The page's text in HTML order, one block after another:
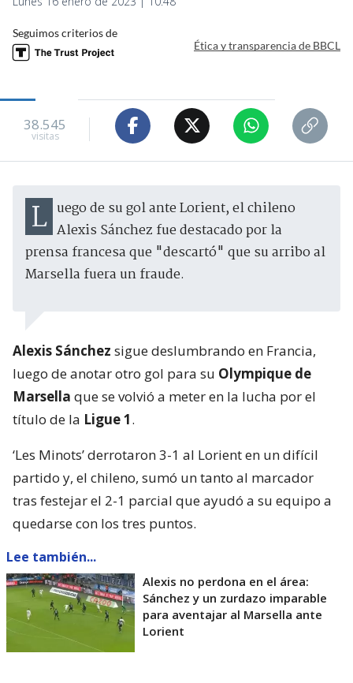
Seguimos criterios de
Ética y transparencia de BBCL
38.545
visitas
Luego de su gol ante Lorient, el chileno Alexis Sánchez fue destacado por la
prensa francesa que "descartó" que su arribo al
Marsella fuera un fraude.
Alexis Sánchez sigue deslumbrando en Francia,
luego de anotar otro gol para su Olympique de
Marsella que se volvió a meter en la lucha por el
título de la Ligue 1.
‘Les Minots’ derrotaron 3-1 al Lorient en un difícil
partido y, el chileno, sumó un tanto al marcador
tras festejar el 2-1 parcial que ayudó a su equipo a
quedarse con los tres puntos.
Lee también...
Alexis no perdona en el área:
Sánchez y un zurdazo imparable
para aventajar al Marsella ante
Lorient